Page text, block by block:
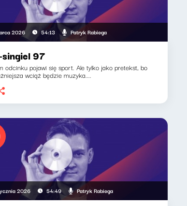
2026 54:13 Patryk Rabiega
singiel 97
odcinku pojawi się sport. Ale tylko jako pretekst, bo
wciąż będzie muzyka....
2026 54:49 Patryk Rabiega